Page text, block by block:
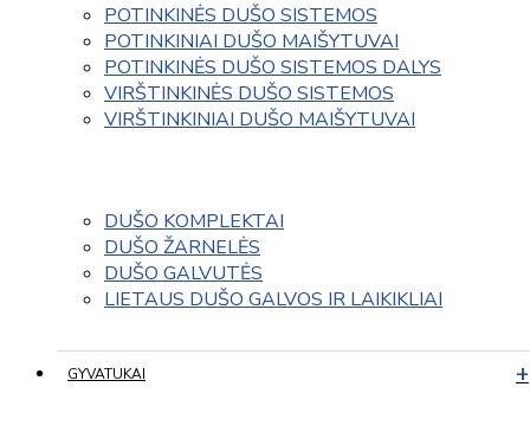
POTINKINĖS DUŠO SISTEMOS
POTINKINIAI DUŠO MAIŠYTUVAI
POTINKINĖS DUŠO SISTEMOS DALYS
VIRŠTINKINĖS DUŠO SISTEMOS
VIRŠTINKINIAI DUŠO MAIŠYTUVAI
DUŠO KOMPLEKTAI
DUŠO ŽARNELĖS
DUŠO GALVUTĖS
LIETAUS DUŠO GALVOS IR LAIKIKLIAI
GYVATUKAI